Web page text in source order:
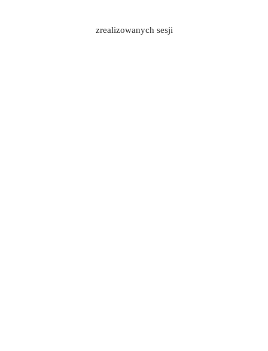
zrealizowanych sesji